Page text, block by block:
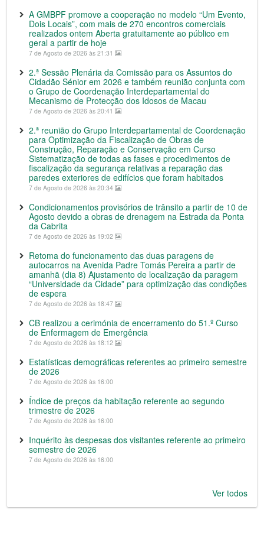
A GMBPF promove a cooperação no modelo “Um Evento,
Dois Locais”, com mais de 270 encontros comerciais
realizados ontem Aberta gratuitamente ao público em
geral a partir de hoje
7 de Agosto de 2026 às 21:31
2.ª Sessão Plenária da Comissão para os Assuntos do
Cidadão Sénior em 2026 e também reunião conjunta com
o Grupo de Coordenação Interdepartamental do
Mecanismo de Protecção dos Idosos de Macau
7 de Agosto de 2026 às 20:41
2.ª reunião do Grupo Interdepartamental de Coordenação
para Optimização da Fiscalização de Obras de
Construção, Reparação e Conservação em Curso
Sistematização de todas as fases e procedimentos de
fiscalização da segurança relativas a reparação das
paredes exteriores de edifícios que foram habitados
7 de Agosto de 2026 às 20:34
Condicionamentos provisórios de trânsito a partir de 10 de
Agosto devido a obras de drenagem na Estrada da Ponta
da Cabrita
7 de Agosto de 2026 às 19:02
Retoma do funcionamento das duas paragens de
autocarros na Avenida Padre Tomás Pereira a partir de
amanhã (dia 8) Ajustamento de localização da paragem
“Universidade da Cidade” para optimização das condições
de espera
7 de Agosto de 2026 às 18:47
CB realizou a cerimónia de encerramento do 51.º Curso
de Enfermagem de Emergência
7 de Agosto de 2026 às 18:12
Estatísticas demográficas referentes ao primeiro semestre
de 2026
7 de Agosto de 2026 às 16:00
Índice de preços da habitação referente ao segundo
trimestre de 2026
7 de Agosto de 2026 às 16:00
Inquérito às despesas dos visitantes referente ao primeiro
semestre de 2026
7 de Agosto de 2026 às 16:00
Ver todos